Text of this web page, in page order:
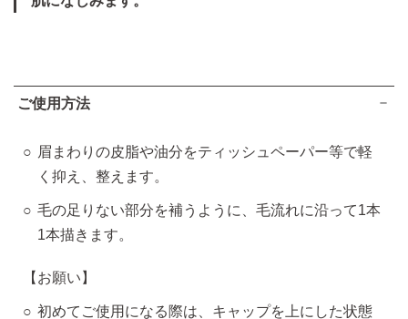
ご使用方法
眉まわりの皮脂や油分をティッシュペーパー等で軽
く抑え、整えます。
毛の足りない部分を補うように、毛流れに沿って1本
1本描きます。
【お願い】
初めてご使用になる際は、キャップを上にした状態